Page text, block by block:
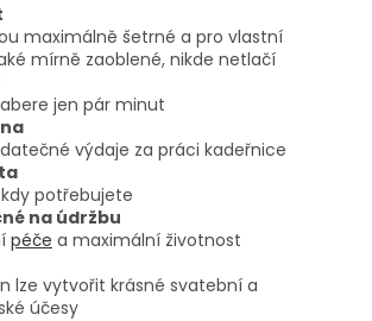
maximálně šetrné a pro vlastní
mírně zaoblené, nikde netlačí
jen pár minut
výdaje za práci kadeřnice
potřebujete
na údržbu
péče a maximální životnost
lze vytvořit krásné svatební a
účesy